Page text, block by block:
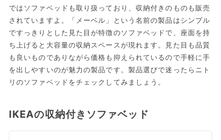
ではソファベッドも取り扱っており、収納付きのものも販売
されていますよ。「メーベル」という名前の製品はシンプル
ですっきりとした見た目が特徴のソファベッドで、座面を持
ち上げると大容量の収納スペースが現れます。見た目も品質
も良いものでありながら価格も抑えられているので手軽に手
を出しやすいのが魅力の製品です。製品選びで迷ったらニト
リのソファベッドをチェックしてみましょう。
IKEAの収納付きソファベッド